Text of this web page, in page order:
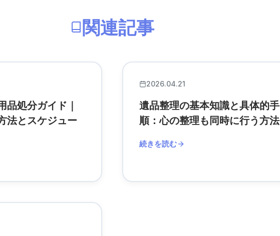
関連記事
品処分ガイド｜
法とスケジュー
2026.04.21
遺品整理の基本知識と具体的手
順：心の整理も同時に行う方法
続きを読む